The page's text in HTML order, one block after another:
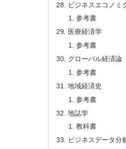
ビジネスエコノミ
参考書
医療経済学
参考書
グローバル経済論
参考書
地域経済史
参考書
地誌学
教科書
ビジネスデータ分